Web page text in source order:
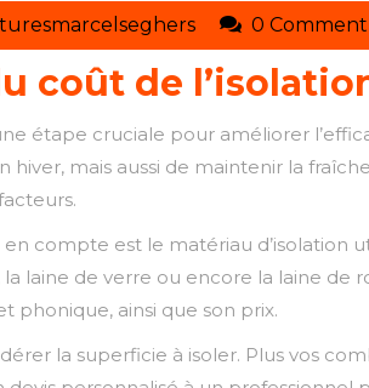
0 Comment
coût de
étape cruciale pour améliorer
hiver, mais aussi de maintenir la
compte est le matériau d’isolation
laine de verre ou encore la laine de
phonique, ainsi que son prix.
la superficie à isoler. Plus vos